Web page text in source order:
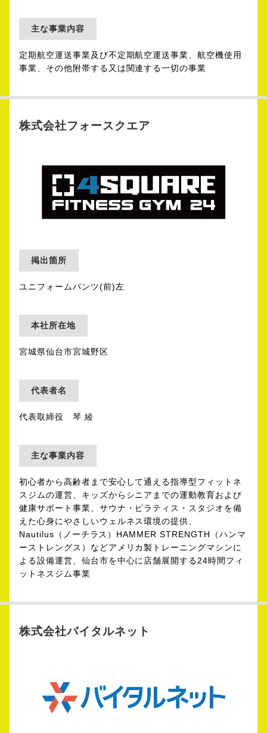
主な事業内容
定期航空運送事業及び不定期航空運送事業、航空機使用
事業、その他附帯する又は関連する一切の事業
株式会社フォースクエア
掲出箇所
ユニフォームパンツ(前)左
本社所在地
宮城県仙台市宮城野区
代表者名
代表取締役 琴 綾
主な事業内容
初心者から高齢者まで安心して通える指導型フィットネ
スジムの運営、キッズからシニアまでの運動教育および
健康サポート事業、サウナ・ピラティス・スタジオを備
えた心身にやさしいウェルネス環境の提供、
Nautilus（ノーチラス）HAMMER STRENGTH（ハンマ
ーストレングス）などアメリカ製トレーニングマシンに
よる設備運営、仙台市を中心に店舗展開する24時間フィ
ットネスジム事業
株式会社バイタルネット